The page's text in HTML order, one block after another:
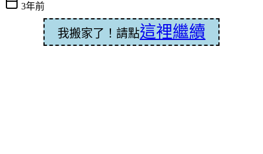
3年前
我搬家了！請點這裡繼續